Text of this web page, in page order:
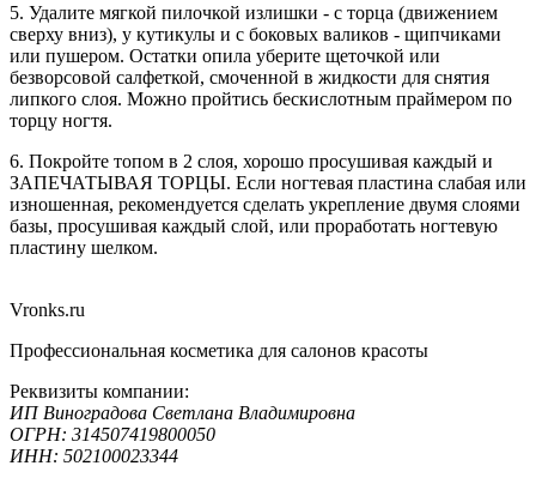
5. Удалите мягкой пилочкой излишки - с торца (движением
сверху вниз), у кутикулы и с боковых валиков - щипчиками
или пушером. Остатки опила уберите щеточкой или
безворсовой салфеткой, смоченной в жидкости для снятия
липкого слоя. Можно пройтись бескислотным праймером по
торцу ногтя.
6. Покройте топом в 2 слоя, хорошо просушивая каждый и
ЗАПЕЧАТЫВАЯ ТОРЦЫ. Если ногтевая пластина слабая или
изношенная, рекомендуется сделать укрепление двумя слоями
базы, просушивая каждый слой, или проработать ногтевую
пластину шелком.
Vronks.ru
Профессиональная косметика для салонов красоты
Реквизиты компании:
ИП Виноградова Светлана Владимировна
ОГРН: 314507419800050
ИНН: 502100023344